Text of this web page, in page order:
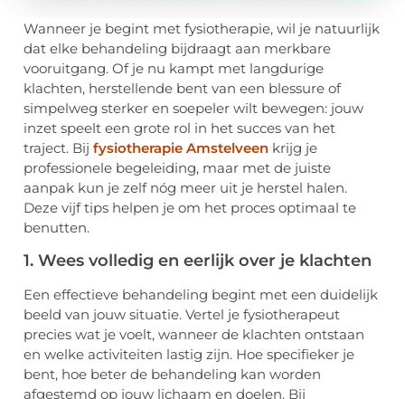
Wanneer je begint met fysiotherapie, wil je natuurlijk
dat elke behandeling bijdraagt aan merkbare
vooruitgang. Of je nu kampt met langdurige
klachten, herstellende bent van een blessure of
simpelweg sterker en soepeler wilt bewegen: jouw
inzet speelt een grote rol in het succes van het
traject. Bij fysiotherapie Amstelveen krijg je
professionele begeleiding, maar met de juiste
aanpak kun je zelf nóg meer uit je herstel halen.
Deze vijf tips helpen je om het proces optimaal te
benutten.
1. Wees volledig en eerlijk over je klachten
Een effectieve behandeling begint met een duidelijk
beeld van jouw situatie. Vertel je fysiotherapeut
precies wat je voelt, wanneer de klachten ontstaan
en welke activiteiten lastig zijn. Hoe specifieker je
bent, hoe beter de behandeling kan worden
afgestemd op jouw lichaam en doelen. Bij